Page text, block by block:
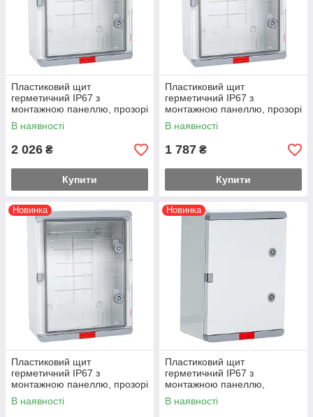
Пластиковий щит
герметичний IP67 з
монтажною панеллю, прозорі
дверцята, 300х400х170
В наявності
2 026 ₴
Купити
Пластиковий щит
герметичний IP67 з
монтажною панеллю, прозорі
дверцята, 250х350х150
В наявності
1 787 ₴
Купити
Новинка
Пластиковий щит
герметичний IP67 з
монтажною панеллю, прозорі
дверцята, 200х300х130
В наявності
Новинка
Пластиковий щит
герметичний IP67 з
монтажною панеллю,
непрозорі
дверцята,400х600х200
В наявності